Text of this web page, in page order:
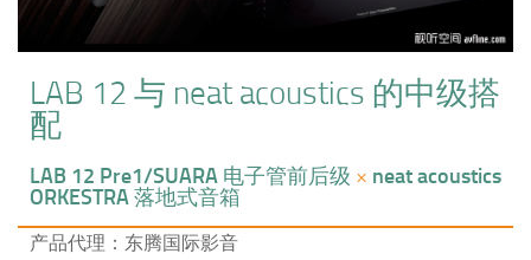
LAB 12 与 neat acoustics 的中级搭
配
LAB 12 Pre1/SUARA 电子管前后级 × neat acoustics
ORKESTRA落地式音箱
产品代理：东腾国际影音